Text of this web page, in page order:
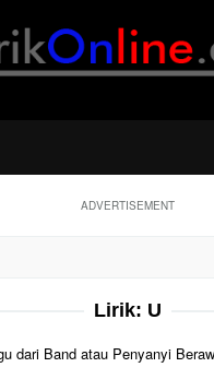
ADVERTISEMENT
Lirik: U
dari Band atau Penyanyi